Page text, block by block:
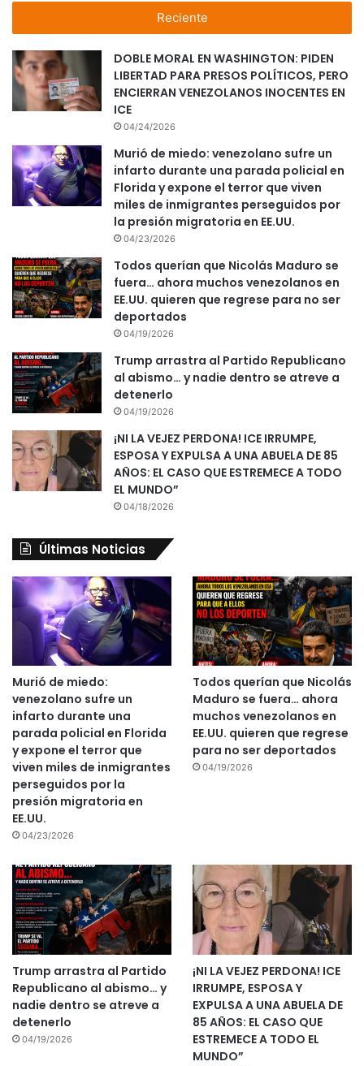
Reciente
DOBLE MORAL EN WASHINGTON: PIDEN
LIBERTAD PARA PRESOS POLÍTICOS, PERO
ENCIERRAN VENEZOLANOS INOCENTES EN
ICE
04/24/2026
Murió de miedo: venezolano sufre un
infarto durante una parada policial en
Florida y expone el terror que viven
miles de inmigrantes perseguidos por
la presión migratoria en EE.UU.
04/23/2026
Todos querían que Nicolás Maduro se
fuera… ahora muchos venezolanos en
EE.UU. quieren que regrese para no ser
deportados
04/19/2026
Trump arrastra al Partido Republicano
al abismo… y nadie dentro se atreve a
detenerlo
04/19/2026
¡NI LA VEJEZ PERDONA! ICE IRRUMPE,
ESPOSA Y EXPULSA A UNA ABUELA DE 85
AÑOS: EL CASO QUE ESTREMECE A TODO
EL MUNDO”
04/18/2026
Últimas Noticias
Murió de miedo:
venezolano sufre un
infarto durante una
parada policial en Florida
y expone el terror que
viven miles de inmigrantes
perseguidos por la
presión migratoria en
EE.UU.
04/23/2026
Todos querían que Nicolás
Maduro se fuera… ahora
muchos venezolanos en
EE.UU. quieren que regrese
para no ser deportados
04/19/2026
Trump arrastra al Partido
Republicano al abismo… y
nadie dentro se atreve a
detenerlo
04/19/2026
¡NI LA VEJEZ PERDONA! ICE
IRRUMPE, ESPOSA Y
EXPULSA A UNA ABUELA DE
85 AÑOS: EL CASO QUE
ESTREMECE A TODO EL
MUNDO”